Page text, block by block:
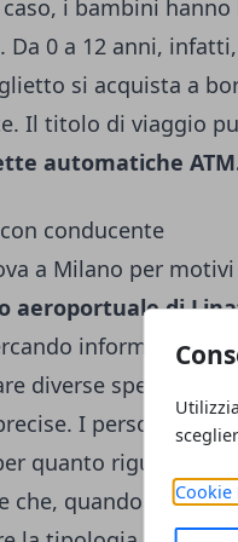
Cookie
i bambini
Da 0 a 12 anni,
si acquista a
Il titolo di viaggio
automatiche
conducente
a Milano per
aeroportuale di
informazioni
diverse specifiche
I personal
quanto riguarda il
che, quando si